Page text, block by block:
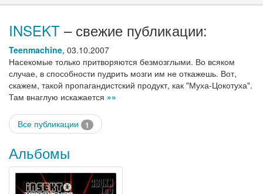
INSEKT – свежие публикации:
Teenmachine, 03.10.2007
Насекомые только притворяются безмозглыми. Во всяком
случае, в способности пудрить мозги им не откажешь. Вот,
скажем, такой пропагандистский продукт, как "Муха-Цокотуха".
Там внаглую искажается »»
Все публикации 1
Альбомы